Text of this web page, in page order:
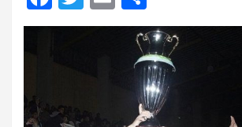
a
wi m
ail
o
m
p
ar